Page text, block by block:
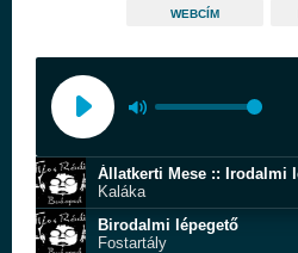
WEBCÍM
Állatkerti Mese :: Irodalmi
Kaláka
Birodalmi lépegető
Fostartály